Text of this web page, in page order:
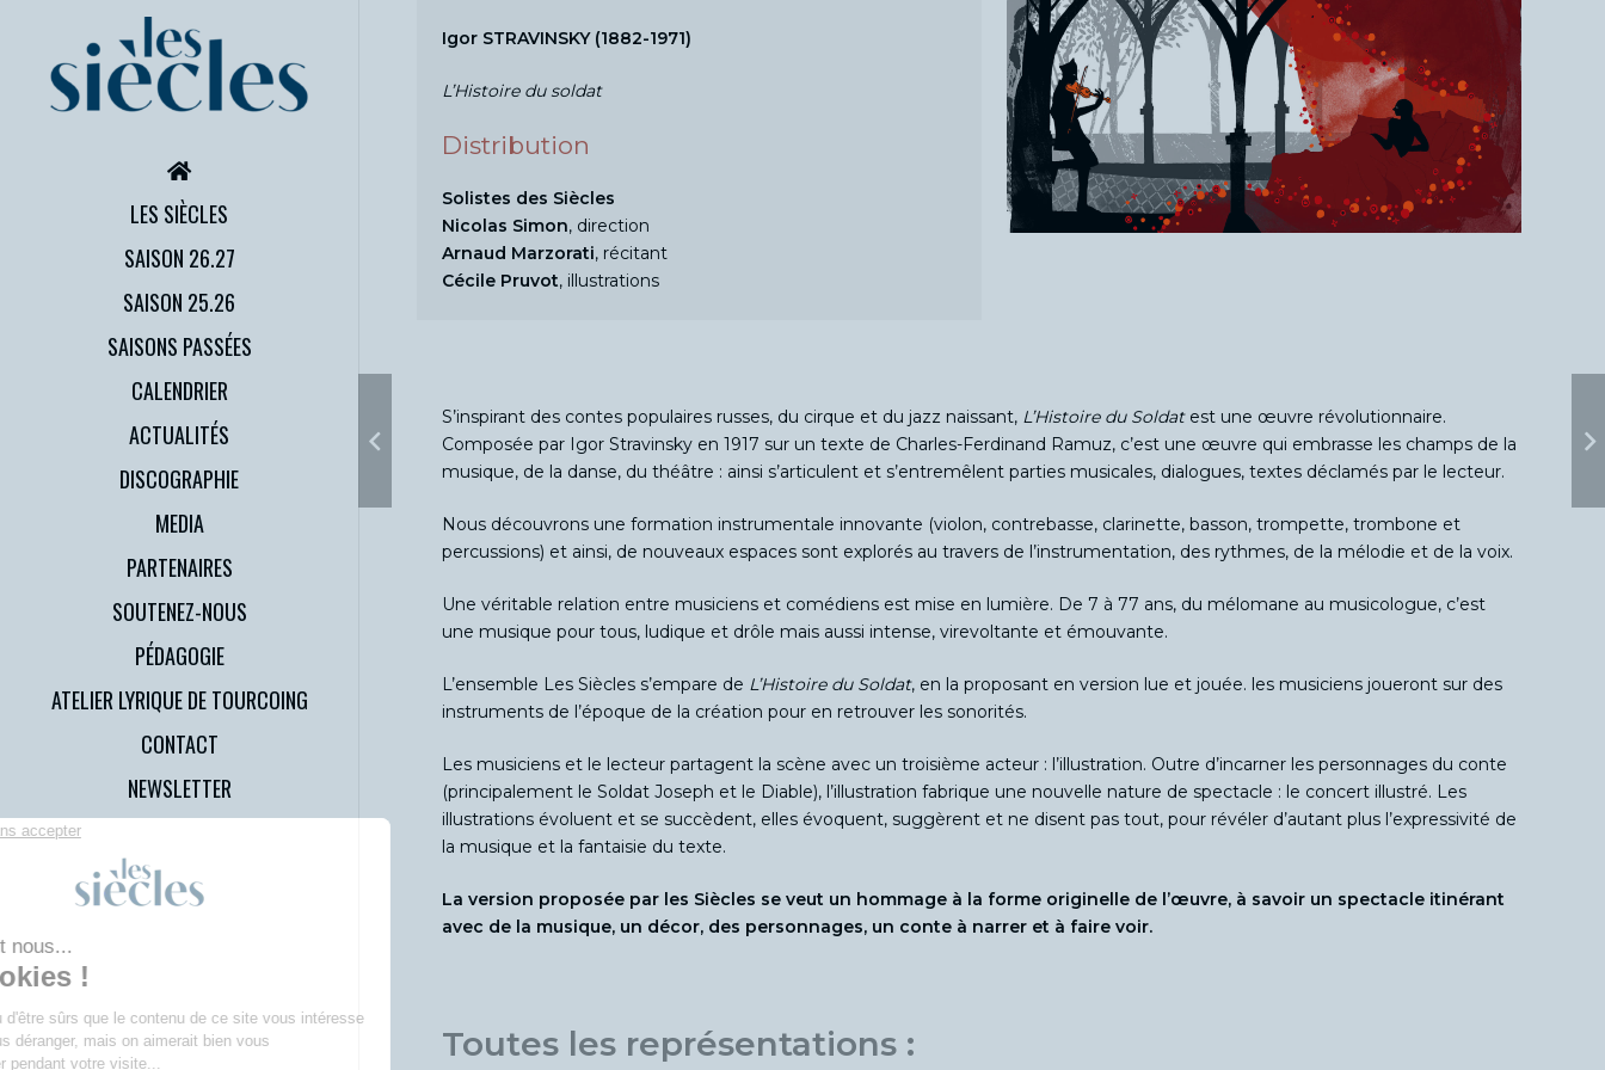
LES SIÈCLES
SAISON 26.27
SAISON 25.26
SAISONS PASSÉES
CALENDRIER
ACTUALITÉS
DISCOGRAPHIE
MEDIA
PARTENAIRES
SOUTENEZ-NOUS
PÉDAGOGIE
ATELIER LYRIQUE DE TOURCOING
CONTACT
NEWSLETTER
Igor STRAVINSKY (1882-1971)
L’Histoire du soldat
Distribution
Solistes des Siècles
Nicolas Simon, direction
Arnaud Marzorati, récitant
Cécile Pruvot, illustrations
S’inspirant des contes populaires russes, du cirque et du jazz naissant, L’Histoire du Soldat est une œuvre révolutionnaire.
Composée par Igor Stravinsky en 1917 sur un texte de Charles-Ferdinand Ramuz, c’est une œuvre qui embrasse les champs de la
musique, de la danse, du théâtre : ainsi s’articulent et s’entremêlent parties musicales, dialogues, textes déclamés par le lecteur.
Nous découvrons une formation instrumentale innovante (violon, contrebasse, clarinette, basson, trompette, trombone et
percussions) et ainsi, de nouveaux espaces sont explorés au travers de l’instrumentation, des rythmes, de la mélodie et de la voix.
Une véritable relation entre musiciens et comédiens est mise en lumière. De 7 à 77 ans, du mélomane au musicologue, c’est
une musique pour tous, ludique et drôle mais aussi intense, virevoltante et émouvante.
L’ensemble Les Siècles s’empare de L’Histoire du Soldat, en la proposant en version lue et jouée. les musiciens joueront sur des
instruments de l’époque de la création pour en retrouver les sonorités.
Les musiciens et le lecteur partagent la scène avec un troisième acteur : l’illustration. Outre d’incarner les personnages du conte
(principalement le Soldat Joseph et le Diable), l’illustration fabrique une nouvelle nature de spectacle : le concert illustré. Les
illustrations évoluent et se succèdent, elles évoquent, suggèrent et ne disent pas tout, pour révéler d’autant plus l’expressivité de
la musique et la fantaisie du texte.
La version proposée par les Siècles se veut un hommage à la forme originelle de l’œuvre, à savoir un spectacle itinérant
avec de la musique, un décor, des personnages, un conte à narrer et à faire voir.
Toutes les représentations :